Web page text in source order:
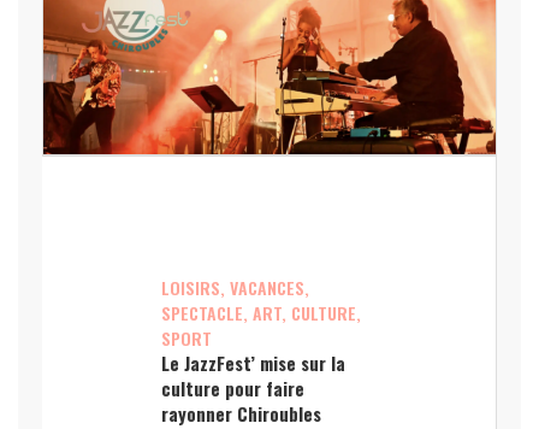
LOISIRS, VACANCES,
SPECTACLE, ART, CULTURE,
SPORT
Le JazzFest’ mise sur la
culture pour faire
rayonner Chiroubles